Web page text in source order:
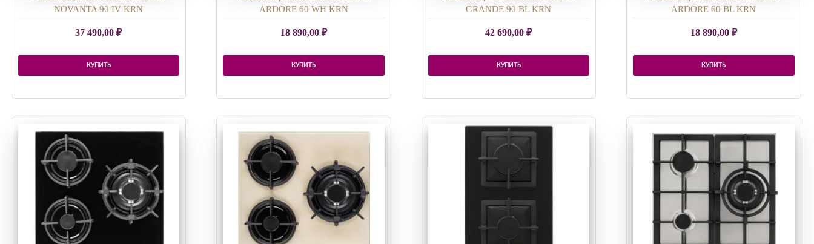
NOVANTA 90 IV KRN
37 490,00₽
КУПИТЬ
ARDORE 60 WH KRN
18 890,00 ₽
КУПИТЬ
GRANDE 90 BL KRN
42 690,00₽
КУПИТЬ
ARDORE 60 BL KRN
18 890,00 ₽
КУПИТЬ